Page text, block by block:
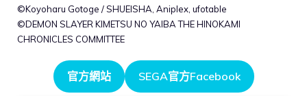
©Koyoharu Gotoge / SHUEISHA, Aniplex, ufotable
©DEMON SLAYER KIMETSU NO YAIBA THE HINOKAMI
CHRONICLES COMMITTEE
官方網站 SEGA官方Facebook